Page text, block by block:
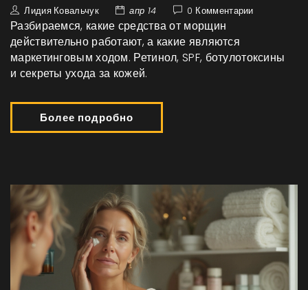
Лидия Ковальчук апр 14 0 Комментарии
Разбираемся, какие средства от морщин
действительно работают, а какие являются
маркетинговым ходом. Ретинол, SPF, ботулотоксины
и секреты ухода за кожей.
Более подробно